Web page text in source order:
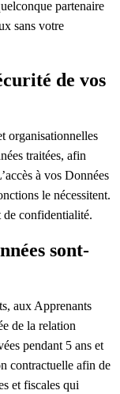
partenaire
sans votre
de vos
organisationnelles
traitées, afin
à vos Données
le nécessitent.
de confidentialité.
sont-
aux Apprenants
de la relation
pendant 5 ans et
contractuelle afin de
et fiscales qui